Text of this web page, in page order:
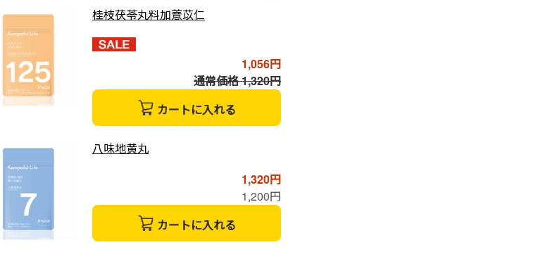
桂枝茯苓丸料加薏苡仁
1,056円
通常価格 1,320円
カートに入れる
八味地黄丸
1,320円
1,200円
カートに入れる